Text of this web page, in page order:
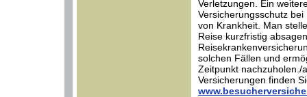
Verletzungen. Ein
Versicherungsschutz
von Krankheit. Man
Reise kurzfristig
solchen Fällen und
Zeitpunkt nachzuholen./
Versicherungen finden